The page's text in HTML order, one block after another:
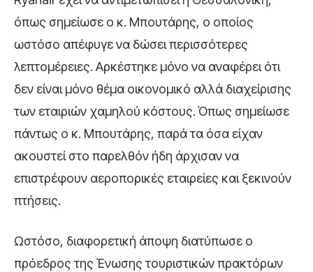
όπως σημείωσε ο κ. Μπουτάρης, ο οποίος
ωστόσο απέφυγε να δώσει περισσότερες
λεπτομέρειες. Αρκέστηκε μόνο να αναφέρει ότι
δεν είναι μόνο θέμα οικονομικό αλλά διαχείρισης
των εταιριών χαμηλού κόστους. Όπως σημείωσε
πάντως ο κ. Μπουτάρης, παρά τα όσα είχαν
ακουστεί στο παρελθόν ήδη άρχισαν να
επιστρέφουν αεροπορικές εταιρείες και ξεκινούν
πτήσεις.
Ωστόσο, διαφορετική άποψη διατύπωσε ο
πρόεδρος της Ένωσης τουριστικών πρακτόρων